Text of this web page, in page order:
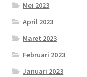
Mei 2023
April 2023
Maret 2023
Februari 2023
Januari 2023